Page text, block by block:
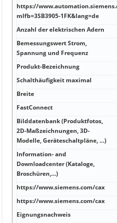
https://
mlfb=3SB3905-1FK&lang=de
Anzahl der elektrischen Adern
Bemessungswert Strom,
Spannung und Frequenz
Produkt-Bezeichnung
Schalthäufigkeit maximal
Breite
FastConnect
Bilddatenbank (Produktfotos,
2D-Maßzeichnungen, 3D-
Modelle, Geräteschaltpläne, …)
Information- and
Downloadcenter (Kataloge,
Broschüren,…)
https://www.siemens.com/cax
https://www.siemens.com/cax
Eignungsnachweis